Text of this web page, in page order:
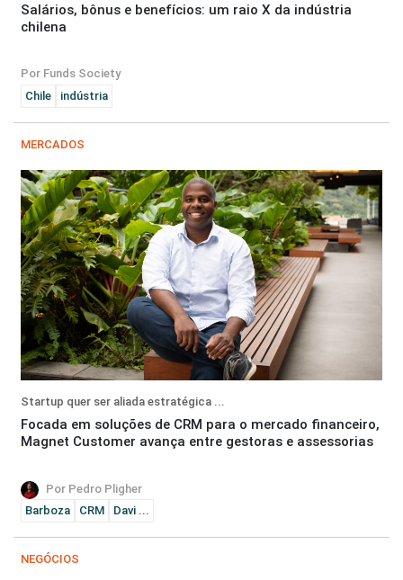
Salários, bônus e benefícios: um raio X da indústria
chilena
Por Funds Society
Chile
indústria
MERCADOS
Startup quer ser aliada estratégica ...
Focada em soluções de CRM para o mercado financeiro,
Magnet Customer avança entre gestoras e assessorias
Por Pedro Pligher
Barboza
CRM Davi ...
NEGÓCIOS